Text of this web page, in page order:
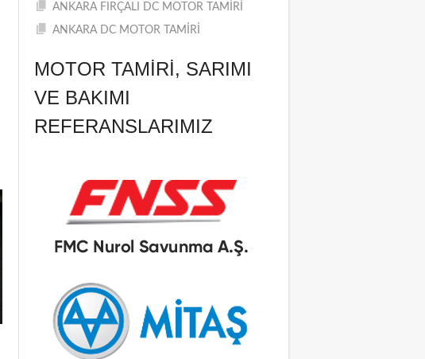
ANKARA FIRÇALI DC MOTOR TAMİRİ
ANKARA DC MOTOR TAMİRİ
MOTOR TAMIRI, SARIMI
VE BAKIMI
REFERANSLARIMIZ